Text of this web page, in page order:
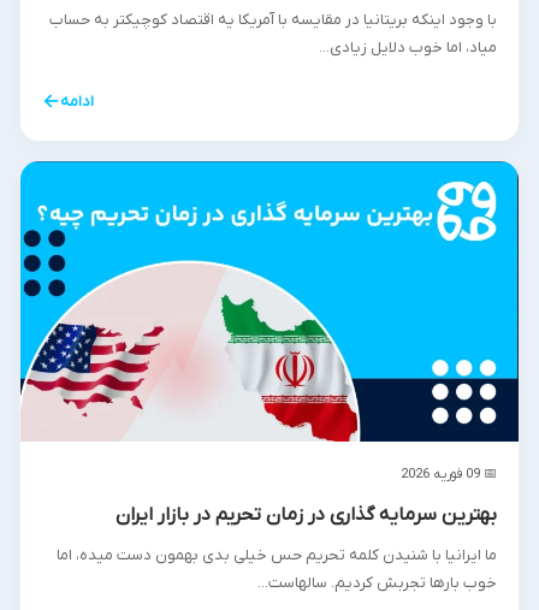
با وجود اینکه بریتانیا در مقایسه با آمریکا یه اقتصاد کوچیکتر به حساب
میاد، اما خوب دلایل زیادی...
ادامه←
📅 09 فوریه 2026
بهترین سرمایه گذاری در زمان تحریم در بازار ایران
ما ایرانیا با شنیدن کلمه تحریم حس خیلی بدی بهمون دست میده، اما
خوب بارها تجربش کردیم. سالهاست...